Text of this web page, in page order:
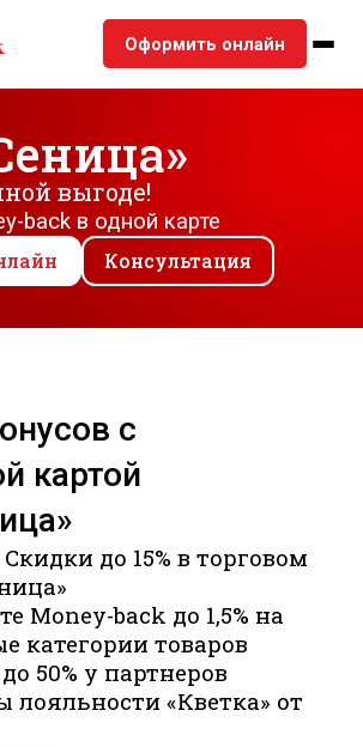
Оформить онлайн
выгоде!
back в одной карте
Консультация
с
картой
до 15% в торговом
Money-back до 1,5% на
категории товаров
50% у партнеров
«Кветка» от